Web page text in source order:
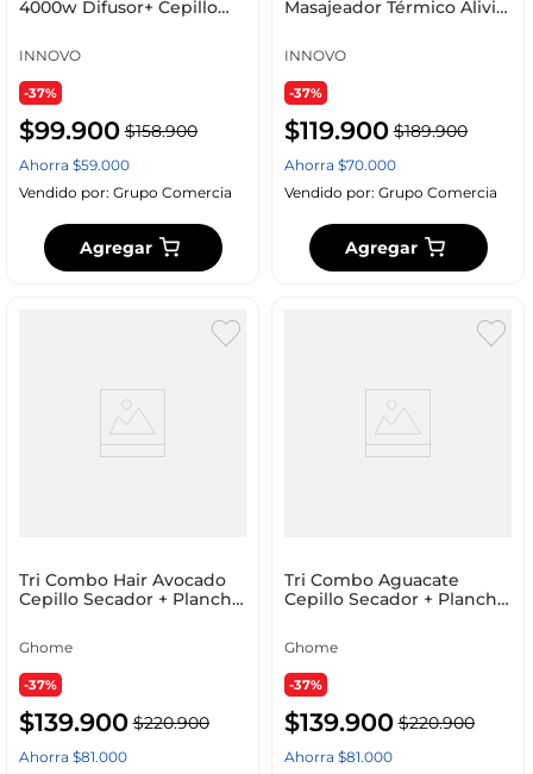
4000w Difusor+ Cepillo
+ Obsequio Toalla
Microfibra
INNOVO
-37%
$99.900 $158.900
Ahorra $59.000
Vendido por: Grupo Comercia
Agregar
Masajeador Térmico Alivia
De Peluche Ovejeras
INNOVO
-37%
$119.900 $189.900
Ahorra $70.000
Vendido por: Grupo Comercia
Agregar
Tri Combo Hair Avocado
Cepillo Secador + Plancha
Obsequio Toalla Microfibra
Cabello
Ghome
-37%
$139.900 $220.900
Ahorra $81.000
Tri Combo Aguacate
Cepillo Secador + Plancha
Obsequio Toalla Microfibra
Cabello
Ghome
-37%
$139.900 $220.900
Ahorra $81.000